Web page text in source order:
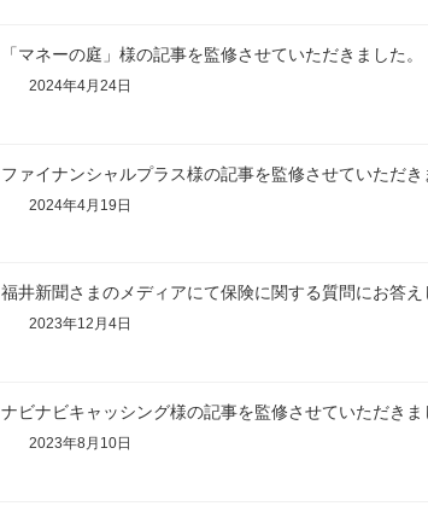
「マネーの庭」様の記事を監修させていただきました。
2024年4月24日
ファイナンシャルプラス様の記事を監修させていただき
2024年4月19日
福井新聞さまのメディアにて保険に関する質問にお答え
2023年12月4日
ナビナビキャッシング様の記事を監修させていただきま
2023年8月10日